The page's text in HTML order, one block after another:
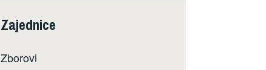
Zajednice
Zborovi